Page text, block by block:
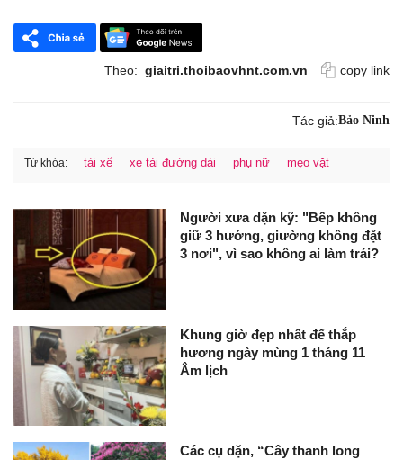
Theo: giaitri.thoibaovhnt.com.vn copy link
Tác giả:Bảo Ninh
Từ khóa: tài xế xe tải đường dài phụ nữ mẹo vặt
Người xưa dặn kỹ: "Bếp không
giữ 3 hướng, giường không đặt
3 nơi", vì sao không ai làm trái?
Khung giờ đẹp nhất để thắp
hương ngày mùng 1 tháng 11
Âm lịch
Các cụ dặn, “Cây thanh long